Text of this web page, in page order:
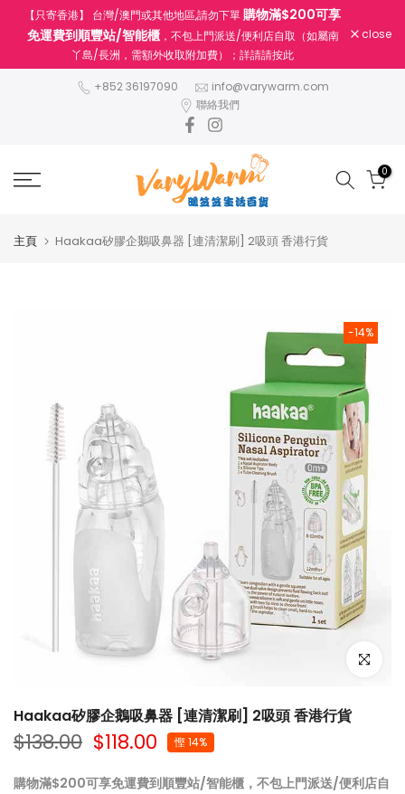
【只寄香港】 台灣/澳門或其他地區,請勿下單購物滿$200可享
免運費到順豐站/智能櫃，不包上門派送/便利店自取（如屬南
丫島/長洲，需額外收取附加費）；詳請請按此
close
+852 36197090
info@varywarm.com
聯絡我們
0
主頁 Haakaa矽膠企鵝吸鼻器 [連清潔刷] 2吸頭 香港行貨
-14%
點擊放大
Haakaa矽膠企鵝吸鼻器 [連清潔刷] 2吸頭 香港行貨
$138.00 $118.00 慳 14%
購物滿$200可享免運費到順豐站/智能櫃，不包上門派送/便利店自